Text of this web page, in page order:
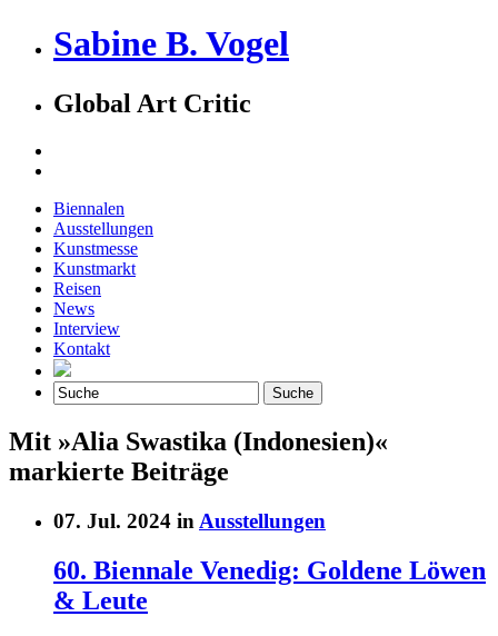
Sabine B. Vogel
Global Art Critic
Biennalen
Ausstellungen
Kunstmesse
Kunstmarkt
Reisen
News
Interview
Kontakt
Mit »Alia Swastika (Indonesien)«
markierte Beiträge
07. Jul. 2024 in Ausstellungen
60. Biennale Venedig: Goldene Löwen
& Leute